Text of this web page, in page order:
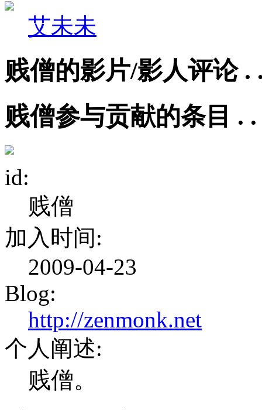
艾未未
贱僧的影片/影人评论 .
贱僧参与贡献的条目 . .
id:
贱僧
加入时间:
2009-04-23
Blog:
http://zenmonk.net
个人阐述:
贱僧。